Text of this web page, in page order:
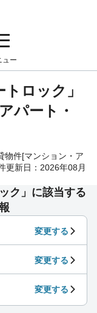
ュー
ロック」
パート・
物件[マンション・ア
更新日：2026年08月
ク」に該当する
変更する
変更する
変更する